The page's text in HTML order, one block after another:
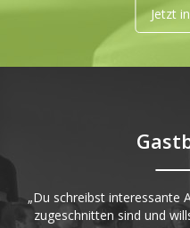
Jetzt
„Du schreibst interessante
zugeschnitten sind und